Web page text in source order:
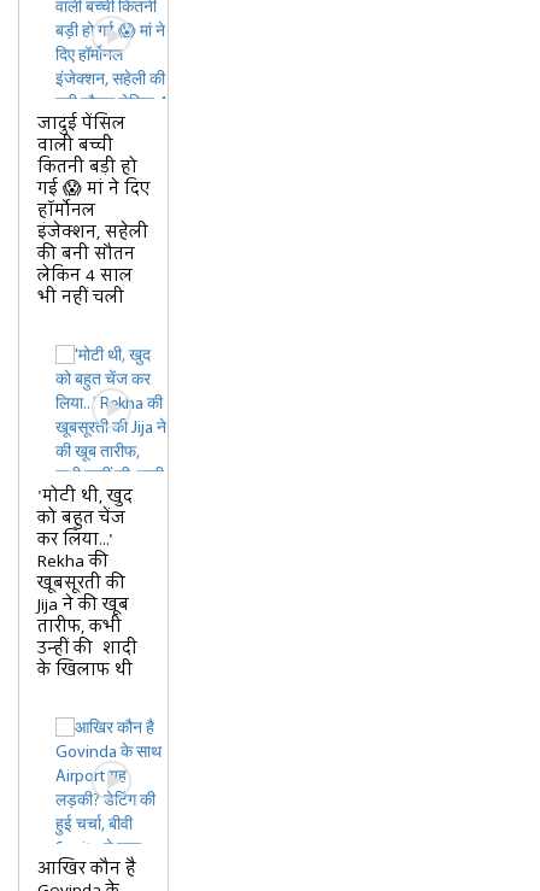
जादुई पेंसिल
वाली बच्ची
कितनी बड़ी हो
गई 😱 मां ने दिए
हॉर्मोनल
इंजेक्शन, सहेली
की बनी सौतन
लेकिन 4 साल
भी नहीं चली
'मोटी थी, खुद
को बहुत चेंज
कर लिया...'
Rekha की
खूबसूरती की
Jija ने की खूब
तारीफ, कभी
उन्हीं की शादी
के खिलाफ थी
आखिर कौन है